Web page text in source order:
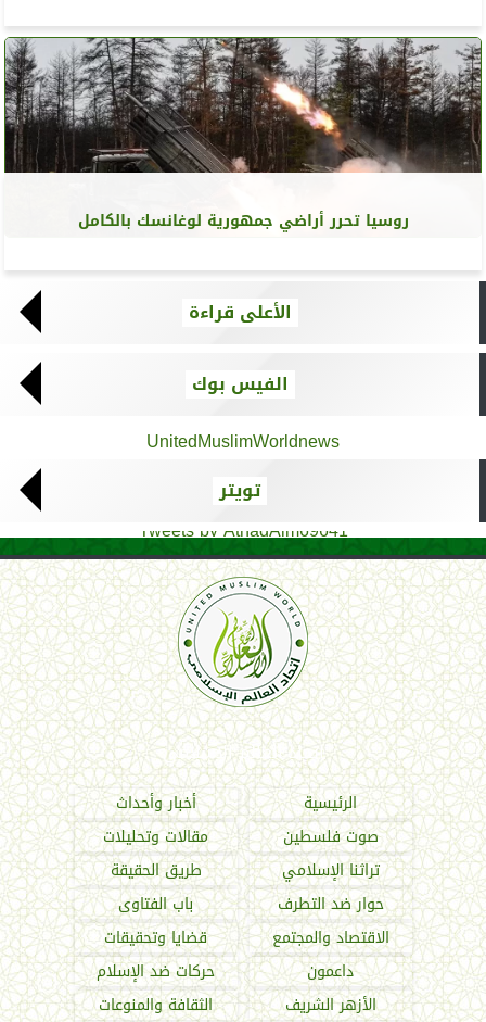
روسيا تحرر أراضي جمهورية لوغانسك بالكامل
الأعلى قراءة
الفيس بوك
UnitedMuslimWorldnews
تويتر
Tweets by AthadAlm69641
اتحاد العالم الإسلامي
الرئيسية
أخبار وأحداث
صوت فلسطين
مقالات وتحليلات
تراثنا الإسلامي
طريق الحقيقة
حوار ضد التطرف
باب الفتاوى
الاقتصاد والمجتمع
قضايا وتحقيقات
داعمون
حركات ضد الإسلام
الأزهر الشريف
الثقافة والمنوعات